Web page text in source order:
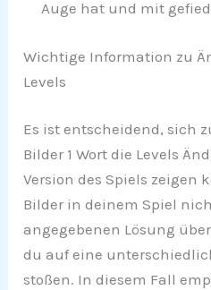
Auge hat und mit
Wichtige Information zu
Levels
Es ist entscheidend, sich
Bilder 1 Wort die Levels
Version des Spiels zeigen
Bilder in deinem Spiel
angegebenen Lösung
du auf eine
stoßen. In diesem Fall